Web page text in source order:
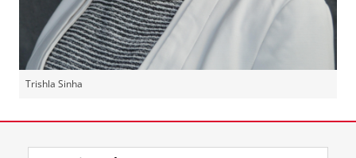
Trishla Sinha